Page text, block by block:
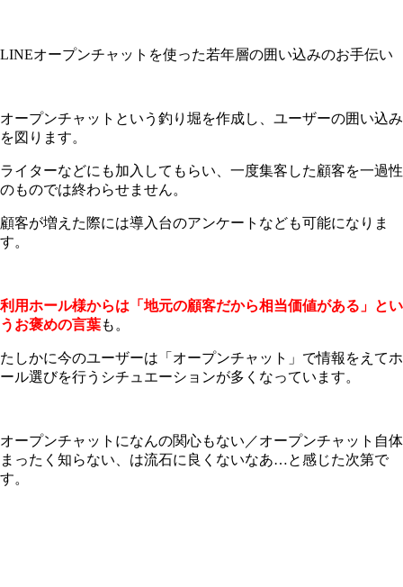
LINEオープンチャットを使った若年層の囲い込みのお手伝い
オープンチャットという釣り堀を作成し、ユーザーの囲い込み
を図ります。
ライターなどにも加入してもらい、一度集客した顧客を一過性
のものでは終わらせません。
顧客が増えた際には導入台のアンケートなども可能になりま
す。
利用ホール様からは「地元の顧客だから相当価値がある」とい
うお褒めの言葉も。
たしかに今のユーザーは「オープンチャット」で情報をえてホ
ール選びを行うシチュエーションが多くなっています。
オープンチャットになんの関心もない／オープンチャット自体
まったく知らない、は流石に良くないなあ…と感じた次第で
す。